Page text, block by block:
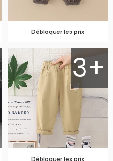
Débloquer les prix
3+
Débloquer les prix